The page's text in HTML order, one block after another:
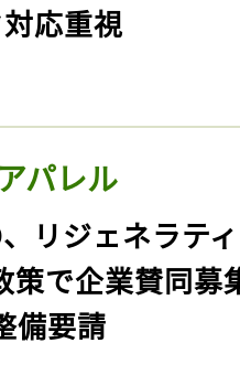
応重視
パレル
、リジェネラテ
策で企業賛同募
備要請